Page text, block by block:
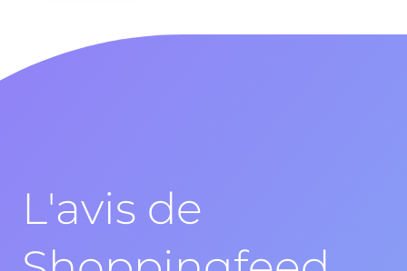
L'avis de